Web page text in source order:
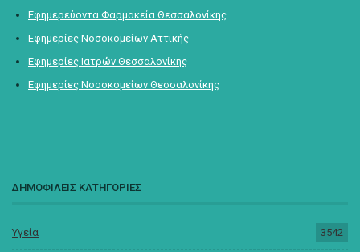
Εφημερεύοντα Φαρμακεία Θεσσαλονίκης
Εφημερίες Νοσοκομείων Αττικής
Εφημερίες Ιατρών Θεσσαλονίκης
Εφημερίες Νοσοκομείων Θεσσαλονίκης
ΔΗΜΟΦΙΛΕΙΣ ΚΑΤΗΓΟΡΙΕΣ
Υγεία 3542